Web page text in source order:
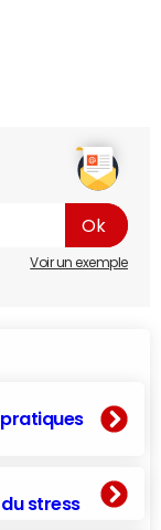
Voir un exemple
pratiques
stress